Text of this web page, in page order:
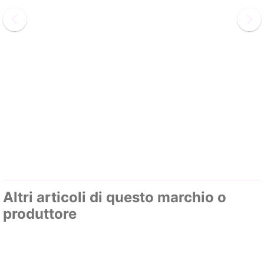
Altri articoli di questo marchio o
produttore